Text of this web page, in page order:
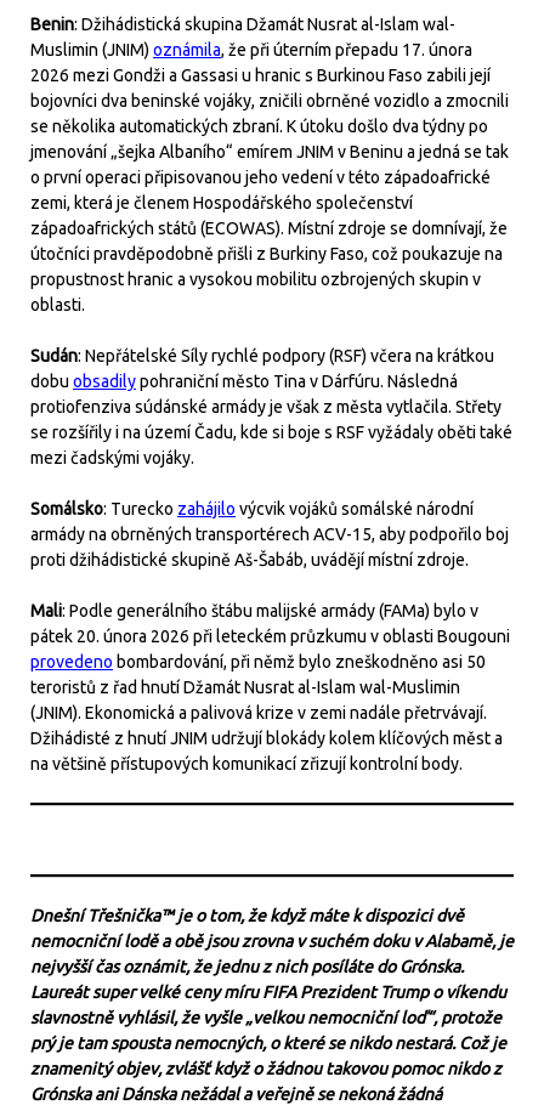
Benin: Džihádistická skupina Džamát Nusrat al-Islam wal-
Muslimin (JNIM) oznámila, že při úterním přepadu 17. února
2026 mezi Gondži a Gassasi u hranic s Burkinou Faso zabili její
bojovníci dva beninské vojáky, zničili obrněné vozidlo a zmocnili
se několika automatických zbraní. K útoku došlo dva týdny po
jmenování „šejka Albaního“ emírem JNIM v Beninu a jedná se tak
o první operaci připisovanou jeho vedení v této západoafrické
zemi, která je členem Hospodářského společenství
západoafrických států (ECOWAS). Místní zdroje se domnívají, že
útočníci pravděpodobně přišli z Burkiny Faso, což poukazuje na
propustnost hranic a vysokou mobilitu ozbrojených skupin v
oblasti.
Sudán: Nepřátelské Síly rychlé podpory (RSF) včera na krátkou
dobu obsadilypohraniční město Tina v Dárfúru. Následná
protiofenziva súdánské armády je však z města vytlačila. Střety
se rozšířily i na území Čadu, kde si boje s RSF vyžádaly oběti také
mezi čadskými vojáky.
Somálsko: Turecko zahájilo výcvik vojáků somálské národní
armády na obrněných transportérech ACV-15, aby podpořilo boj
proti džihádistické skupině Aš-Šabáb, uvádějí místní zdroje.
Mali: Podle generálního štábu malijské armády (FAMa) bylo v
pátek 20. února 2026 při leteckém průzkumu v oblasti Bougouni
provedeno bombardování, při němž bylo zneškodněno asi 50
teroristů z řad hnutí Džamát Nusrat al-Islam wal-Muslimin
(JNIM). Ekonomická a palivová krize v zemi nadále přetrvávají.
Džihádisté z hnutí JNIM udržují blokády kolem klíčových měst a
na většině přístupových komunikací zřizují kontrolní body.
Dnešní Třešnička™ je o tom, že když máte k dispozici dvě
nemocniční lodě a obě jsou zrovna v suchém doku v Alabamě, je
nejvyšší čas oznámit, že jednu z nich posíláte do Grónska.
Laureát super velké ceny míru FIFA Prezident Trump o víkendu
slavnostně vyhlásil, že vyšle „velkou nemocniční loď“, protože
prý je tam spousta nemocných, o které se nikdo nestará. Což je
znamenitý objev, zvlášť když o žádnou takovou pomoc nikdo z
Grónska ani Dánska nežádal a veřejně se nekoná žádná